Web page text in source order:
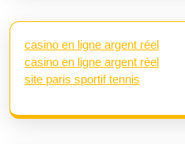
casino en ligne argent réel
casino en ligne argent réel
site paris sportif tennis